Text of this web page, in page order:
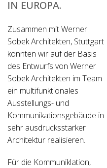
IN EUROPA.
Zusammen mit Werner
Sobek Architekten, Stuttgart
konnten wir auf der Basis
des Entwurfs von Werner
Sobek Architekten im Team
ein multifunktionales
Ausstellungs- und
Kommunikationsgebäude in
sehr ausdrucksstarker
Architektur realisieren.
Für die Kommuniklation,